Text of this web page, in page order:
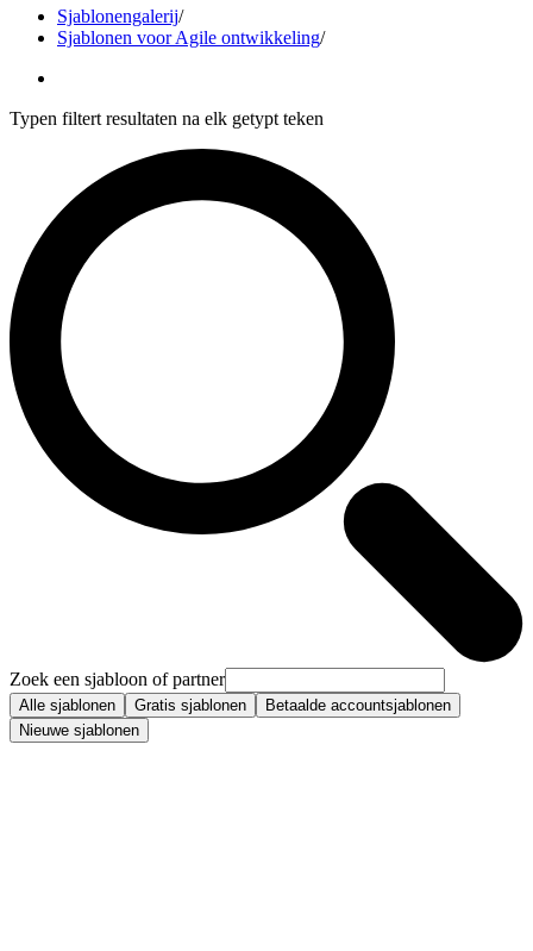
Sjablonengalerij/
Sjablonen voor Agile ontwikkeling/
Typen filtert resultaten na elk getypt teken
Zoek een sjabloon of partner
Alle sjablonen Gratis sjablonen
Betaalde accountsjablonen
Nieuwe sjablonen